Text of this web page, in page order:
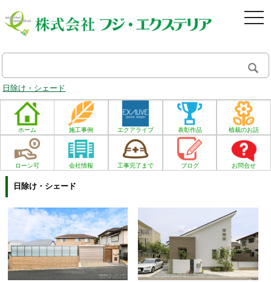
日除け・シェード
ホーム 施工事例 エクアライブ 表彰作品 植栽のお話
ローン可 会社情報 工事完了まで ブログ お問合せ
日除け・シェード